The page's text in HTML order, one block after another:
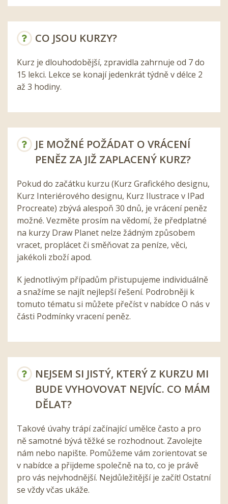
CO JSOU KURZY?
Kurz je dlouhodobější, zpravidla zahrnuje od 7 do
15 lekci. Lekce se konají jedenkrát týdně v délce 2
až 3 hodiny.
JE MOŽNÉ POŽÁDAT O VRÁCENÍ
PENĚZ ZA JIŽ ZAPLACENÝ KURZ?
Pokud do začátku kurzu (Kurz Grafického designu,
Kurz Interiérového designu, Kurz Ilustrace v IPad
Procreate) zbývá alespoň 30 dnů, je vrácení peněz
možné. Vezměte prosím na vědomí, že předplatné
na kurzy Draw Planet nelze žádným způsobem
vracet, proplácet či směňovat za peníze, věci,
jakékoli zboží apod.
K jednotlivým případům přistupujeme individuálně
a snažíme se najít nejlepší řešení. Podrobněji k
tomuto tématu si můžete přečíst v nabídce O nás v
části Podmínky vracení peněz.
NEJSEM SI JISTÝ, KTERÝ Z KURZU MI
BUDE VYHOVOVAT NEJVÍC. CO MÁM
DĚLAT?
Takové úvahy trápí začínající umělce často a pro
ně samotné bývá těžké se rozhodnout. Zavolejte
nám nebo napište. Pomůžeme vám zorientovat se
v nabídce a přijdeme společně na to, co je právě
pro vás nejvhodnější. Nejdůležitější je začít! Ostatní
se vždy včas ukáže.